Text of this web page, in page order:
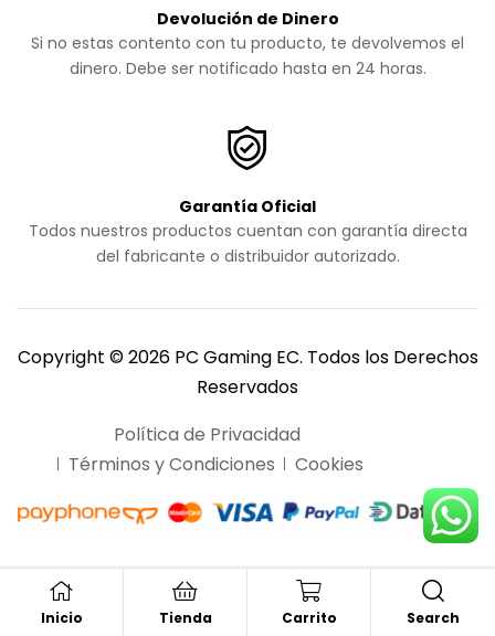
Inicio Tienda Carrito Search
Devolución de Dinero
Si no estas contento con tu producto, te devolvemos el
dinero. Debe ser notificado hasta en 24 horas.
Garantía Oficial
Todos nuestros productos cuentan con garantía directa
del fabricante o distribuidor autorizado.
Copyright © 2026 PC Gaming EC. Todos los Derechos
Reservados
Política de Privacidad
Términos y Condiciones
Cookies